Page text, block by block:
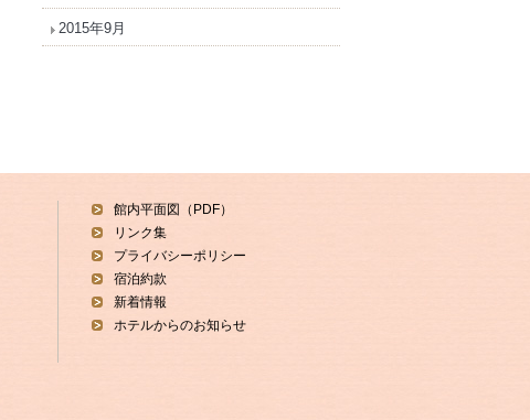
2015年9月
館内平面図（PDF）
リンク集
プライバシーポリシー
宿泊約款
新着情報
ホテルからのお知らせ